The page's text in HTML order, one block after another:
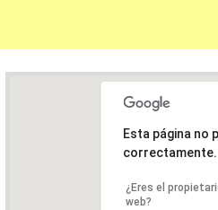
Esta página no
correctamente.
¿Eres el
web?